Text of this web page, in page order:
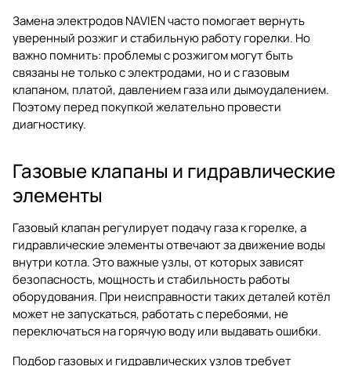
Замена электродов NAVIEN часто помогает вернуть
уверенный розжиг и стабильную работу горелки. Но
важно помнить: проблемы с розжигом могут быть
связаны не только с электродами, но и с газовым
клапаном, платой, давлением газа или дымоудалением.
Поэтому перед покупкой желательно провести
диагностику.
Газовые клапаны и гидравлические
элементы
Газовый клапан регулирует подачу газа к горелке, а
гидравлические элементы отвечают за движение воды
внутри котла. Это важные узлы, от которых зависят
безопасность, мощность и стабильность работы
оборудования. При неисправности таких деталей котёл
может не запускаться, работать с перебоями, не
переключаться на горячую воду или выдавать ошибки.
Подбор газовых и гидравлических узлов требует